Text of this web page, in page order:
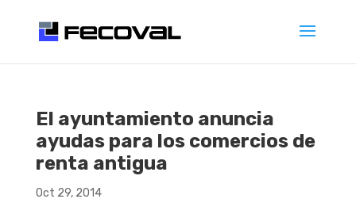
El ayuntamiento anuncia
ayudas para los comercios de
renta antigua
Oct 29, 2014